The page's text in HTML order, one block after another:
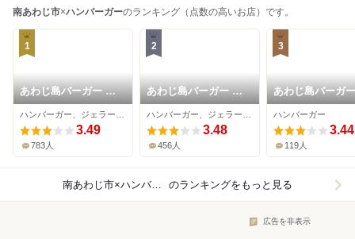
南あわじ市×ハンバーガーのランキング（点数の高いお店）です。
1
あわじ島バーガー 淡
路島オニオンキッチン
本店
3.49
783人
2
あわじ島バーガー 淡
路島オニオンキッチン
うずの丘店
3.48
456人
3
あわじ島バーガ
路島オニオンキ
うずまちテラス店
ハンバーガー
3.44
119人
南あわじ市×ハンバーガー のランキングをもっと見る
広告を非表示